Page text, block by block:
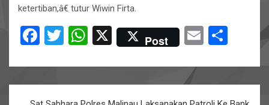
ketertiban,â€ tutur Wiwin Firta.
F
ce
T
tt
W
at
X Post
E
ail ar